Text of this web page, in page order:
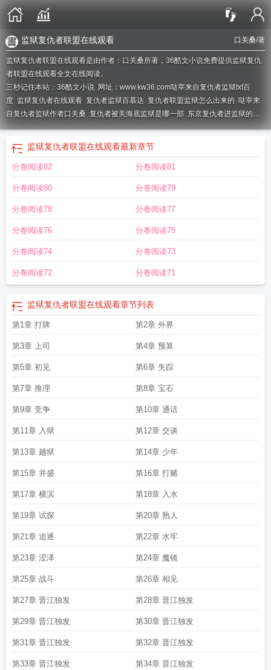
口关桑/著
监狱复仇者联盟在线观看
监狱复仇者联盟在线观看是由作者：口关桑所著，36酷文小说免费提供监狱复仇
者联盟在线观看全文在线阅读。
三秒记住本站：36酷文小说 网址：www.kw36.com哒宰来自复仇者监狱txt百
度 监狱复仇者在线观看 复仇者监狱百慕达 复仇者联盟监狱怎么出来的 哒宰来
自复仇者监狱作者口关桑 复仇者被关海底监狱是哪一部 东京复仇者进监狱的是
谁圆了我的意难平啊复仇者联盟从监狱里救人2019复仇者监狱动作复仇者监
狱的人物有哪些
复仇者联盟海底监狱 大宰来自复仇者监狱
狱 东京复仇者蓝色监狱游戏
复仇者监狱作者口关桑免费阅读
哒宰来自复仇者监狱格格党角色介绍
格党复仇者博伊卡监狱之王 哒宰来自复仇者监狱 作者口关桑 ...
匙在哪哒宰来自复仇者监狱txt 复仇者监狱之王魔兽世界复仇者监狱钥匙
监狱作者口关桑52
复仇者联盟被关监狱哒宰来自复仇者监狱作者口关桑百度
狱复仇者电影系列
哒宰来自复仇者监狱口关桑复仇者监狱的位置
仇者联盟在线观看
复仇者监狱家庭教师太宰来自复仇者监狱
谁救的复仇者监狱作用哒宰来自复仇者监狱免费阅读东京复仇者蓝色监狱哒
宰来自复仇者监狱趣书网监狱复仇者联盟复仇者联盟监狱
监狱复仇者联盟在线观看最新章节
分卷阅读82 分卷阅读81
分卷阅读80 分卷阅读79
分卷阅读78 分卷阅读77
分卷阅读76 分卷阅读75
分卷阅读74 分卷阅读73
分卷阅读72 分卷阅读71
监狱复仇者联盟在线观看章节列表
第1章 打牌 第2章 外界
第3章 上司 第4章 预算
第5章 初见 第6章 失踪
第7章 推理 第8章 宝石
第9章 竞争 第10章 通话
第11章 入狱 第12章 交谈
第13章 越狱 第14章 少年
第15章 并盛 第16章 打赌
第17章 横滨 第18章 入水
第19章 试探 第20章 熟人
第21章 追逐 第22章 水牢
第23章 涩泽 第24章 魔镜
第25章 战斗 第26章 相见
第27章 晋江独发 第28章 晋江独发
第29章 晋江独发 第30章 晋江独发
第31章 晋江独发 第32章 晋江独发
第33章 晋江独发 第34章 晋江独发